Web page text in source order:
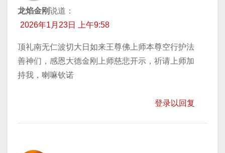
龙焰金刚说道：
2026年1月23日 上午9:58
顶礼南无仁波切大日如来王尊佛上师本尊空行护法
善神们，感恩大德金刚上师慈悲开示，祈请上师加
持我，喇嘛钦诺
登录以回复